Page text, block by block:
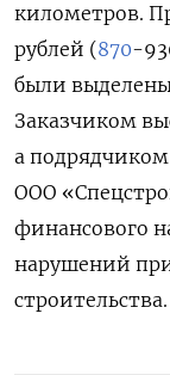
километров.
рублей (870-
были
Заказчиком
а
ООО
финансового
нарушений
строительства.